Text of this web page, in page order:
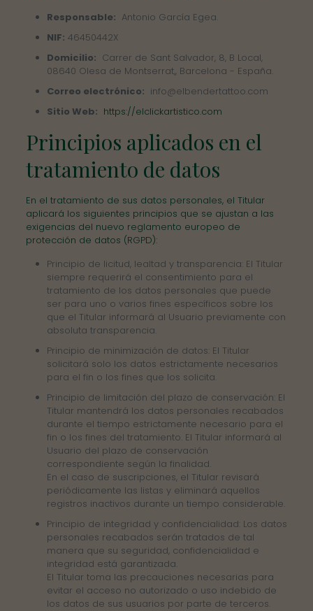
Responsable: Antonio García Egea.
NIF: 46450442X
Domicilio: Carrer de Sant Salvador, 8, B Local,
08640 Olesa de Montserrat,, Barcelona - España.
Correo electrónico: info@elbendertattoo.com
Sitio Web: https://elclickartistico.com
Principios aplicados en el
tratamiento de datos
En el tratamiento de sus datos personales, el Titular
aplicará los siguientes principios que se ajustan a las
exigencias del nuevo reglamento europeo de
protección de datos (RGPD):
Principio de licitud, lealtad y transparencia: El Titular
siempre requerirá el consentimiento para el
tratamiento de los datos personales que puede
ser para uno o varios fines específicos sobre los
que el Titular informará al Usuario previamente con
absoluta transparencia.
Principio de minimización de datos: El Titular
solicitará solo los datos estrictamente necesarios
para el fin o los fines que los solicita.
Principio de limitación del plazo de conservación: El
Titular mantendrá los datos personales recabados
durante el tiempo estrictamente necesario para el
fin o los fines del tratamiento. El Titular informará al
Usuario del plazo de conservación
correspondiente según la finalidad.
En el caso de suscripciones, el Titular revisará
periódicamente las listas y eliminará aquellos
registros inactivos durante un tiempo considerable.
Principio de integridad y confidencialidad: Los datos
personales recabados serán tratados de tal
manera que su seguridad, confidencialidad e
integridad está garantizada.
El Titular toma las precauciones necesarias para
evitar el acceso no autorizado o uso indebido de
los datos de sus usuarios por parte de terceros.